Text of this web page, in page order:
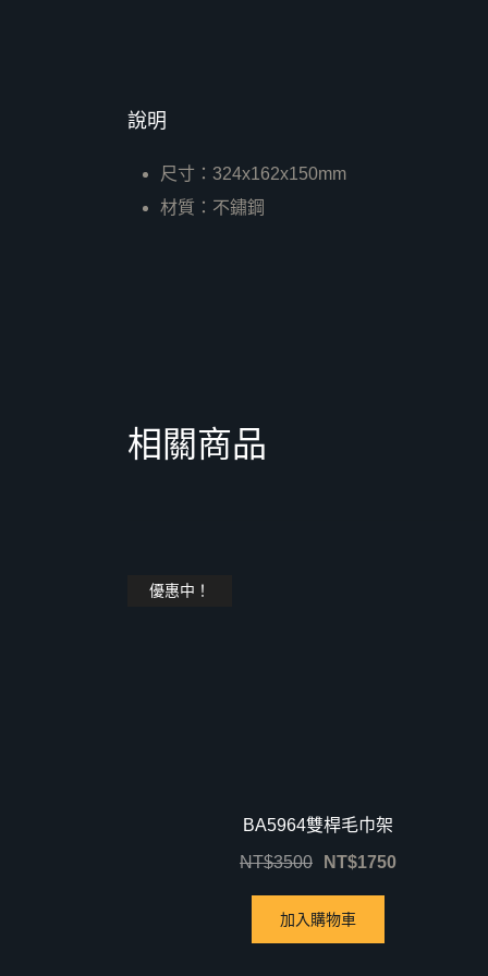
說明
尺寸：324x162x150mm
材質：不鏽鋼
相關商品
優惠中！
BA5964雙桿毛巾架
NT$3500 NT$1750
加入購物車